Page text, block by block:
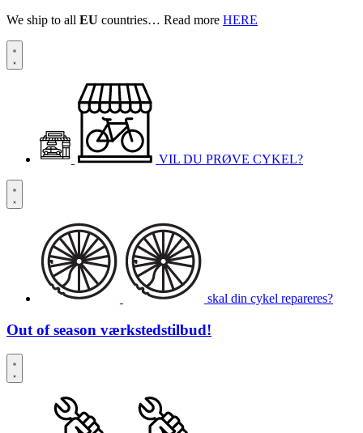
We ship to all EU countries… Read more HERE
VIL DU PRØVE CYKEL?
skal din cykel repareres?
Out of season værkstedstilbud!